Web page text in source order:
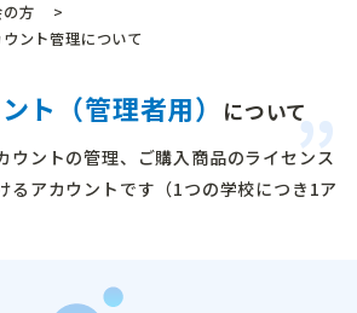
方
ント管理について
ト（管理者用） について
ウントの管理、ご購入商品のライセンス
るアカウントです（1つの学校につき1ア